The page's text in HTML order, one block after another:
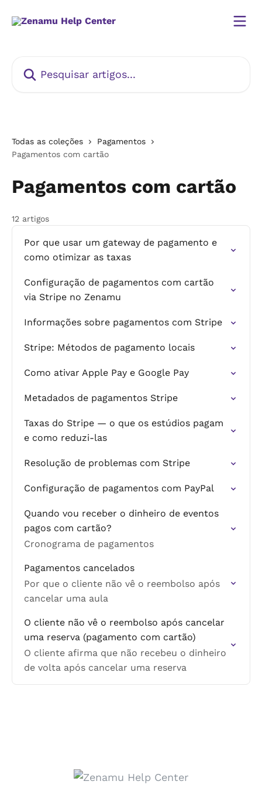
Todas as coleções
Pagamentos
Pagamentos com cartão
Pagamentos com cartão
12 artigos
Por que usar um gateway de pagamento e
como otimizar as taxas
Configuração de pagamentos com cartão
via Stripe no Zenamu
Informações sobre pagamentos com Stripe
Stripe: Métodos de pagamento locais
Como ativar Apple Pay e Google Pay
Metadados de pagamentos Stripe
Taxas do Stripe — o que os estúdios pagam
e como reduzi-las
Resolução de problemas com Stripe
Configuração de pagamentos com PayPal
Quando vou receber o dinheiro de eventos
pagos com cartão?
Cronograma de pagamentos
Pagamentos cancelados
Por que o cliente não vê o reembolso após
cancelar uma aula
O cliente não vê o reembolso após cancelar
uma reserva (pagamento com cartão)
O cliente afirma que não recebeu o dinheiro
de volta após cancelar uma reserva